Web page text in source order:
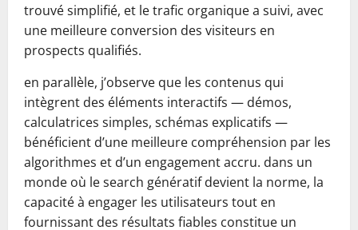
trouvé simplifié, et le trafic organique a suivi, avec
une meilleure conversion des visiteurs en
prospects qualifiés.
en parallèle, j’observe que les contenus qui
intègrent des éléments interactifs — démos,
calculatrices simples, schémas explicatifs —
bénéficient d’une meilleure compréhension par les
algorithmes et d’un engagement accru. dans un
monde où le search génératif devient la norme, la
capacité à engager les utilisateurs tout en
fournissant des résultats fiables constitue un